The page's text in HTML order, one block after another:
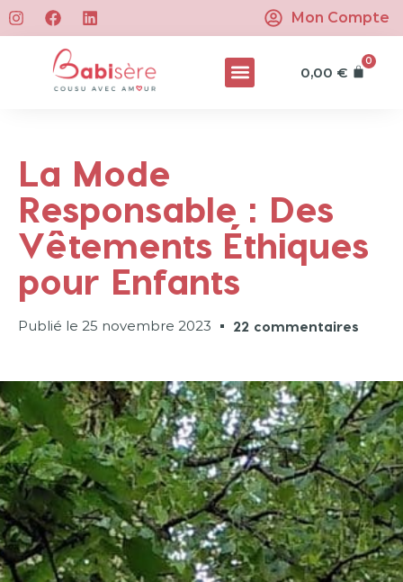
Mon Compte
0,00 €
0
La Mode
Responsable : Des
Vêtements Éthiques
pour Enfants
Publié le 25 novembre 2023 22 commentaires